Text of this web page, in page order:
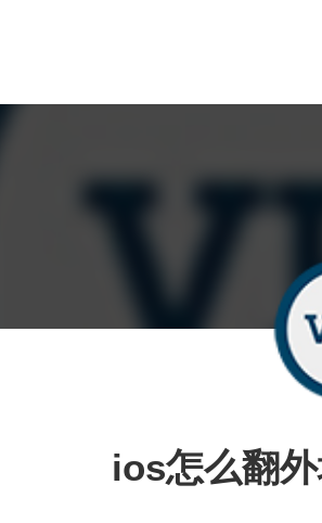
ios怎么翻